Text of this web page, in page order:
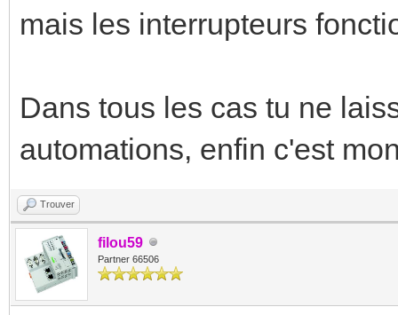
mais les interrupteurs
Dans tous les cas tu ne
automations, enfin c'est
Trouver
filou59
Partner 66506